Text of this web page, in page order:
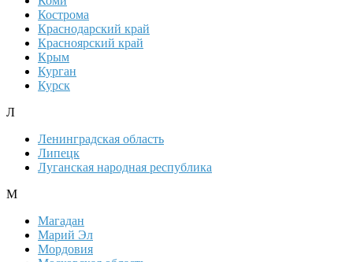
Кострома
Краснодарский край
Красноярский край
Крым
Курган
Курск
Л
Ленинградская область
Липецк
Луганская народная республика
М
Магадан
Марий Эл
Мордовия